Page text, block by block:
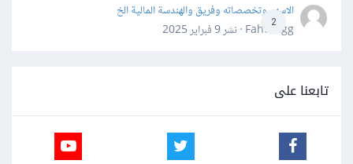
2
الاسهم وتخصصاته وفريق والهندسة المالية الخ
Fahd Ggg · نشر
9 فبراير 2025
تابعنا على